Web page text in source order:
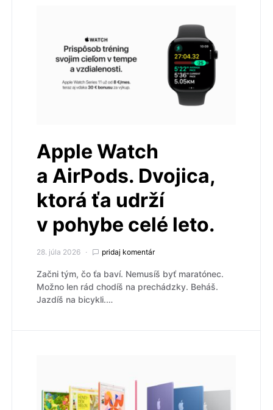
Apple Watch
a AirPods. Dvojica,
ktorá ťa udrží
v pohybe celé leto.
28. júla 2026 pridaj komentár
Začni tým, čo ťa baví. Nemusíš byť maratónec.
Možno len rád chodíš na prechádzky. Beháš.
Jazdíš na bicykli.…